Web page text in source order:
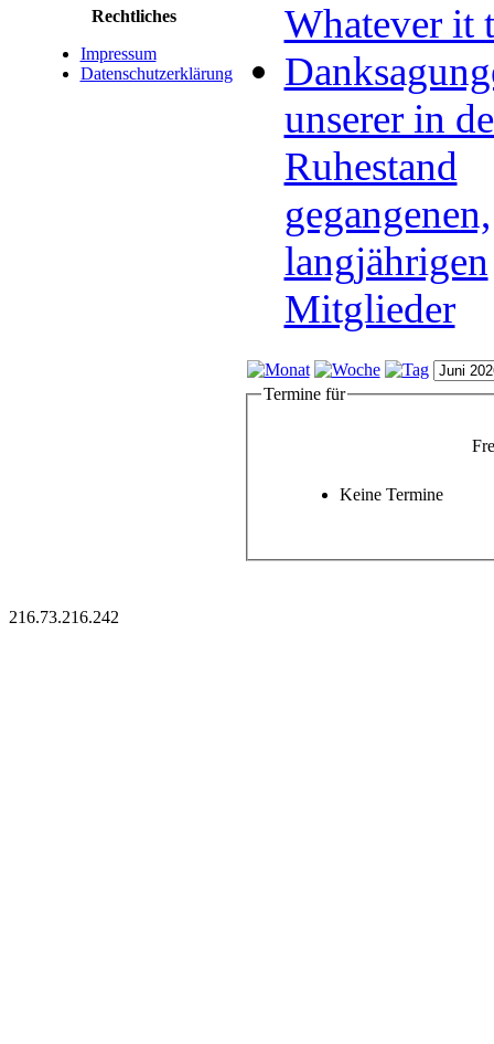
Rechtliches
Impressum
Datenschutzerklärung
Whatever it
unserer in
Ruhestand
gegangenen,
langjährigen
Mitglieder
Termine für
Keine Termine
216.73.216.242